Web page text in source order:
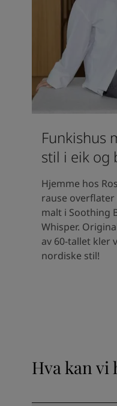
Funkishus
stil i eik og
Hjemme hos
rause overflater
malt i Soothing
Whisper.
av 60-tallet kler
nordiske stil!
Hva kan vi